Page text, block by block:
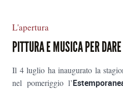
L'apertura
PITTURA E MUSICA PER
Il 4 luglio ha inaugurato la
nel pomeriggio l’